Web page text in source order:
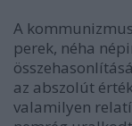
A
perek, néha
az abszolút
valamilyen